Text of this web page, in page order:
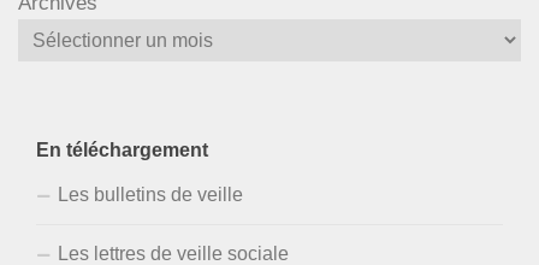
En téléchargement
Les bulletins de veille
Les lettres de veille sociale